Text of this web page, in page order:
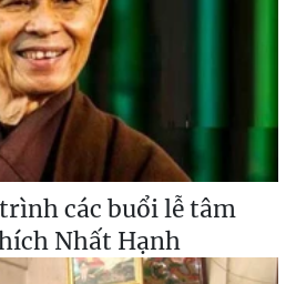
các buổi lễ tâm
Nhất Hạnh